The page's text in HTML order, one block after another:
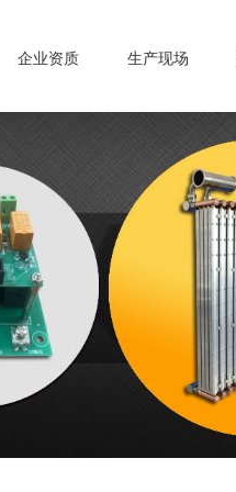
企业资质 生产现场